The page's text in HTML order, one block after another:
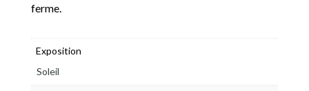
ferme.
Exposition
Soleil